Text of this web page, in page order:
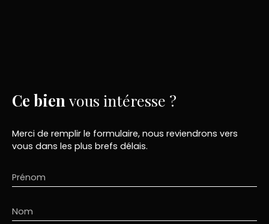
Ce bien vous intéresse ?
Merci de remplir le formulaire, nous reviendrons vers
vous dans les plus brefs délais.
Prénom
Nom